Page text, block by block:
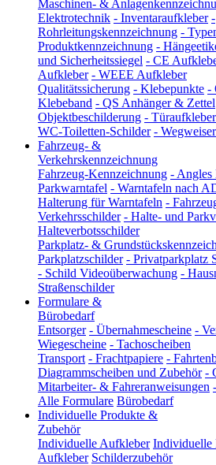
Maschinen- &
Elektrotechnik - Inventaraufkleber -
Rohrleitungskennzeichnung -
Produktkennzeichnung -
und Sicherheitssiegel - CE
Aufkleber - WEEE Aufkleber
Qualitätssicherung - Klebepunkte -
Klebeband - QS Anhänger & Zettel
Objektbeschilderung -
WC-Toiletten-Schilder -
Fahrzeug- &
Verkehrskennzeichnung
Fahrzeug-Kennzeichnung - Angles
Parkwarntafel - Warntafeln nach
Halterung für Warntafeln -
Verkehrsschilder - Halte- und
Halteverbotsschilder
Parkplatz- &
Parkplatzschilder - Privatparkplatz
- Schild Videoüberwachung -
Straßenschilder
Formulare &
Bürobedarf
Entsorger - Übernahmescheine -
Wiegescheine - Tachoscheiben
Transport - Frachtpapiere -
Diagrammscheiben und Zubehör -
Mitarbeiter- & Fahreranweisungen -
Alle Formulare Bürobedarf
Individuelle Produkte &
Zubehör
Individuelle Aufkleber Individuelle
Aufkleber Schilderzubehör